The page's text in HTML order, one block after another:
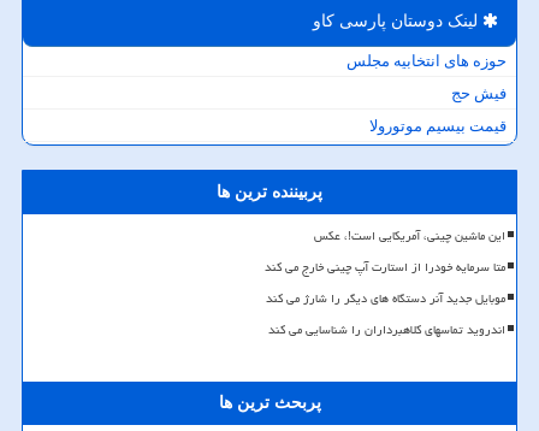
لینک دوستان پارسی كاو
حوزه های انتخابیه مجلس
فیش حج
قیمت بیسیم موتورولا
پربیننده ترین ها
این ماشین چینی، آمریکایی است!، عکس
متا سرمایه خودرا از استارت آپ چینی خارج می کند
موبایل جدید آنر دستگاه های دیگر را شارژ می کند
اندروید تماسهای کلاهبرداران را شناسایی می کند
پربحث ترین ها